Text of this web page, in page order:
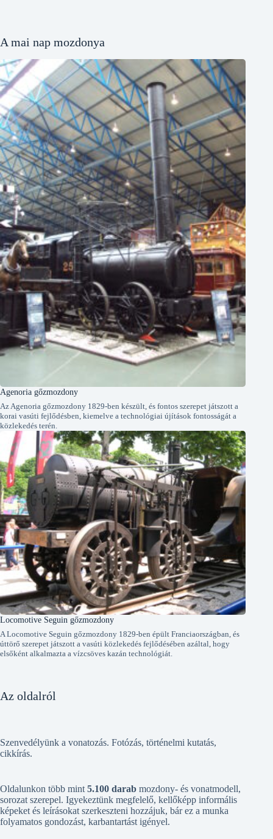
A mai nap mozdonya
Agenoria gőzmozdony
Az Agenoria gőzmozdony 1829-ben készült, és fontos szerepet játszott a
korai vasúti fejlődésben, kiemelve a technológiai újítások fontosságát a
közlekedés terén.
Locomotive Seguin gőzmozdony
A Locomotive Seguin gőzmozdony 1829-ben épült Franciaországban, és
úttörő szerepet játszott a vasúti közlekedés fejlődésében azáltal, hogy
elsőként alkalmazta a vízcsöves kazán technológiát.
Az oldalról
Szenvedélyünk a vonatozás. Fotózás, történelmi kutatás,
cikkírás.
Oldalunkon több mint 5.100 darab mozdony- és vonatmodell,
sorozat szerepel. Igyekeztünk megfelelő, kellőképp informális
képeket és leírásokat szerkeszteni hozzájuk, bár ez a munka
folyamatos gondozást, karbantartást igényel.